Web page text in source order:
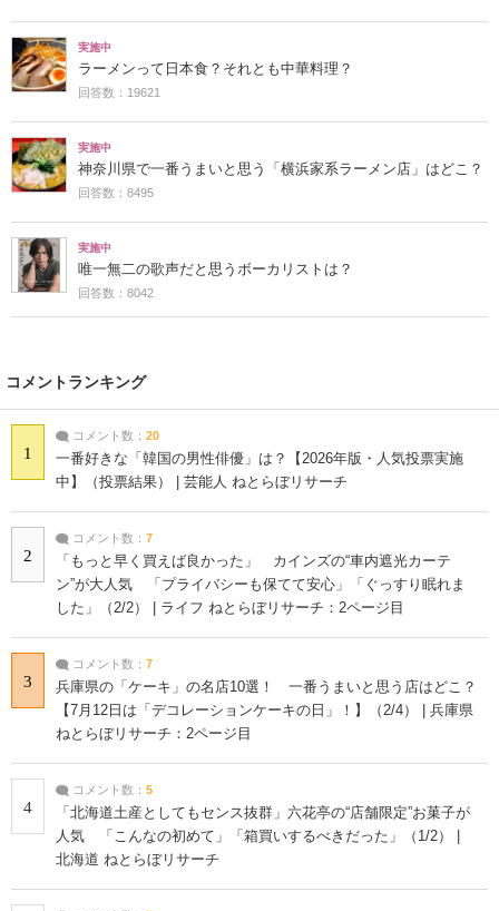
実施中
ラーメンって日本食？それとも中華料理？
回答数：19621
実施中
神奈川県で一番うまいと思う「横浜家系ラーメン店」はどこ？
回答数：8495
実施中
唯一無二の歌声だと思うボーカリストは？
回答数：8042
コメントランキング
1
コメント数： 20
一番好きな「韓国の男性俳優」は？【2026年版・人気投票実施
中】（投票結果） | 芸能人 ねとらぼリサーチ
2
コメント数： 7
「もっと早く買えば良かった」 カインズの“車内遮光カーテ
ン”が大人気 「プライバシーも保てて安心」「ぐっすり眠れま
した」（2/2） | ライフ ねとらぼリサーチ：2ページ目
3
コメント数： 7
兵庫県の「ケーキ」の名店10選！ 一番うまいと思う店はどこ？
【7月12日は「デコレーションケーキの日」！】（2/4） | 兵庫県
ねとらぼリサーチ：2ページ目
4
コメント数： 5
「北海道土産としてもセンス抜群」六花亭の“店舗限定”お菓子が
人気 「こんなの初めて」「箱買いするべきだった」（1/2） |
北海道 ねとらぼリサーチ